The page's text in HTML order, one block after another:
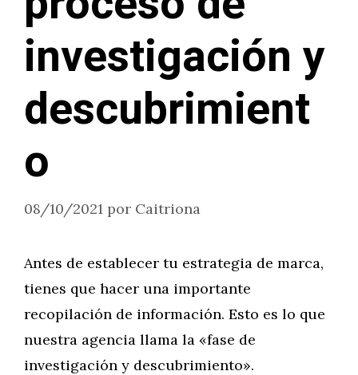
investigación y
descubrimient
o
08/10/2021 por Caitriona
Antes de establecer tu estrategia de marca,
tienes que hacer una importante
recopilación de información. Esto es lo que
nuestra agencia llama la «fase de
investigación y descubrimiento».